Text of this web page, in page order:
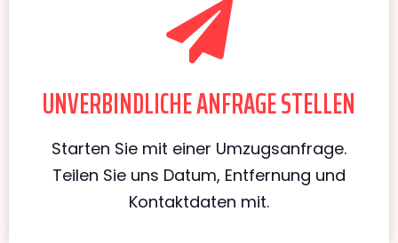
UNVERBINDLICHE ANFRAGE STELLEN
Starten Sie mit einer Umzugsanfrage.
Teilen Sie uns Datum, Entfernung und
Kontaktdaten mit.